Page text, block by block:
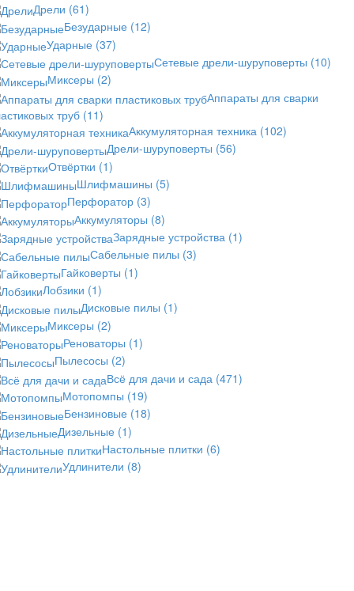
Дрели (61)
Безударные (12)
Ударные (37)
Сетевые дрели-шуруповерты (10)
Миксеры (2)
Аппараты для сварки
труб (11)
Аккумуляторная техника (102)
Дрели-шуруповерты (56)
Отвёртки (1)
Шлифмашины (5)
Перфоратор (3)
Аккумуляторы (8)
Зарядные устройства (1)
Сабельные пилы (3)
Гайковерты (1)
Лобзики (1)
Дисковые пилы (1)
Миксеры (2)
Реноваторы (1)
Пылесосы (2)
Всё для дачи и сада (471)
Мотопомпы (19)
Бензиновые (18)
Дизельные (1)
Настольные плитки (6)
Удлинители (8)